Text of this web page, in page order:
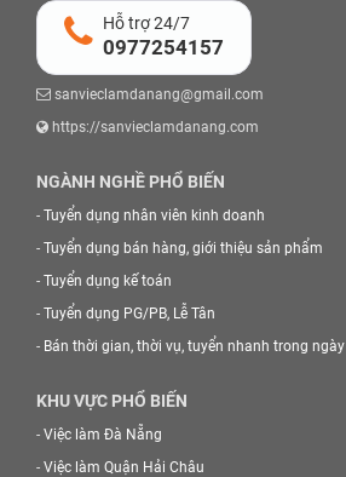
Hỗ trợ 24/7
0977254157
sanvieclamdanang@gmail.com
https://sanvieclamdanang.com
NGÀNH NGHỀ PHỔ BIẾN
- Tuyển dụng nhân viên kinh doanh
- Tuyển dụng bán hàng, giới thiệu sản phẩm
- Tuyển dụng kế toán
- Tuyển dụng PG/PB, Lễ Tân
- Bán thời gian, thời vụ, tuyển nhanh trong ngày
KHU VỰC PHỔ BIẾN
- Việc làm Đà Nẵng
- Việc làm Quận Hải Châu